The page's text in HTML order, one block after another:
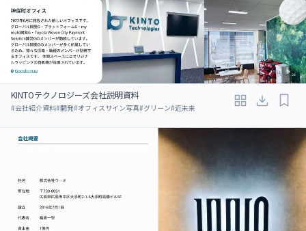
KINTOテクノロジーズ会社説明資料
#会社紹介資料#開発#オフィスサイン写真#グリーン#近未来